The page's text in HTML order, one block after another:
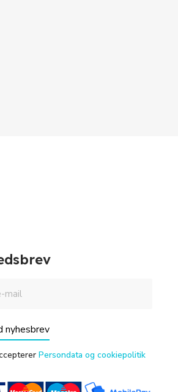
nyhesbrev
Persondata og cookiepolitik